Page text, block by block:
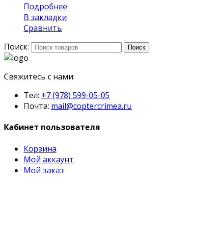
Подробнее
В закладки
Сравнить
Поиск:
Поиск
Свяжитесь с нами:
Тел: +7 (978) 599-05-05
Почта: mail@coptercrimea.ru
Кабинет пользователя
Корзина
Мой аккаунт
Мой заказ